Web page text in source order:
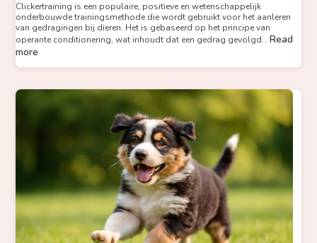
Clickertraining is een populaire, positieve en wetenschappelijk
onderbouwde trainingsmethode die wordt gebruikt voor het aanleren
van gedragingen bij dieren. Het is gebaseerd op het principe van
operante conditionering, wat inhoudt dat een gedrag gevolgd…Read
more